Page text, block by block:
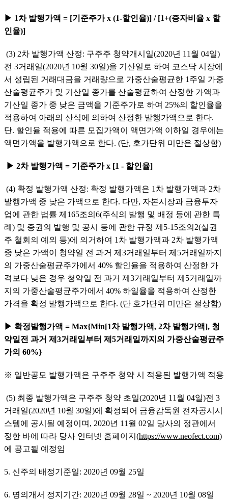
▶ 1차 발행가액 = [기준주가 x (1-할인율)] / [1+(증자비율 x 할
인율)]
(3) 2차 발행가액 산정: 구주주 청약개시일(2020년 11월 04일)
전 3거래일(2020년 10월 30일)을 기산일로 하여 코스닥 시장에
서 성립된 거래대금을 거래량으로 가중산술평균한 1주일 가중
산술평균주가 및 기산일 종가를 산술평균하여 산정한 가액과
기산일 종가 중 낮은 금액을 기준주가로 하여 25%의 할인율을
적용하여 아래의 산식에 의하여 산정한 발행가액으로 한다.
단. 할인율 적용에 따른 모집가액이 액면가액 이하일 경우에는
액면가액을 발행가액으로 한다. (단, 호가단위 미만은 절상함)
▶ 2차 발행가액 = 기준주가 x [1 - 할인율]
(4) 확정 발행가액 산정: 확정 발행가액은 1차 발행가액과 2차
발행가액 중 낮은 가액으로 한다. 다만, 자본시장과 금융투자
업에 관한 법률 제165조의6(주식의 발행 및 배정 등에 관한 특
례) 및 증권의 발행 및 공시 등에 관한 규정 제5-15조의2(실권
주 철회의 예외 등)에 의거하여 1차 발행가액과 2차 발행가액
중 낮은 가액이 청약일 전 과거 제3거래일부터 제5거래일까지
의 가중산술평균주가에서 40% 할인율을 적용하여 산정한 가
격보다 낮은 경우 청약일 전 과거 제3거래일부터 제5거래일까
지의 가중산술평균주가에서 40% 하일율을 적용하여 산정한
가격을 확정 발행가액으로 한다. (단 호가단위 미만은 절상함)
▶ 확정발행가액 = Max{Min[1차 발행가액, 2차 발행가액], 청
약일전 과거 제3거래일부터 제5거래일까지의 가중산술평균주
가의 60%}
※ 일반공모 발행가액은 구주주 쳥약 시 적용된 발행가액 적용
(5) 최종 발행가액은 구주주 청약 초일(2020년 11월 04일)전 3
거래일(2020년 10월 30일)에 확정되어 금융감독원 전자공시시
스템에 공시될 예정이며, 2020년 11월 02일 당사의 정관에서
정한 바에 따라 당사 인터넷 홈페이지(https://www.neofect.com)
에 공고될 예정임
5. 신주의 배정기준일: 2020년 09월 25일
6. 명의개서 정지기간: 2020년 09월 28일 ~ 2020년 10월 08일